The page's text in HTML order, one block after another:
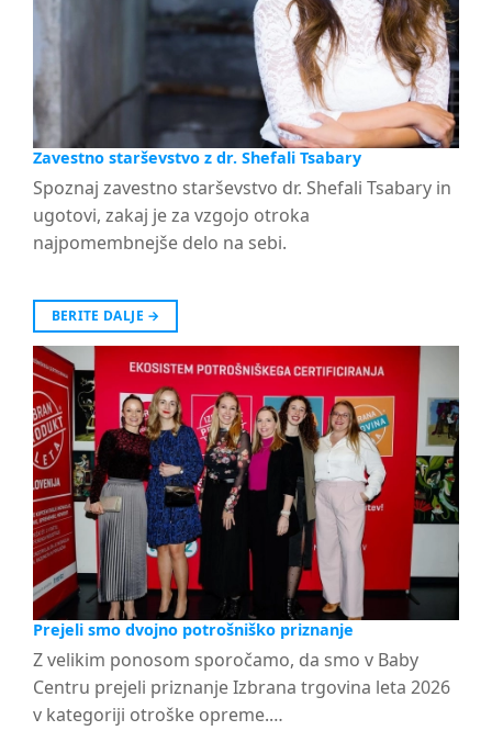
Zavestno starševstvo z dr. Shefali Tsabary
Spoznaj zavestno starševstvo dr. Shefali Tsabary in
ugotovi, zakaj je za vzgojo otroka
najpomembnejše delo na sebi.
BERITE DALJE →
Prejeli smo dvojno potrošniško priznanje
Z velikim ponosom sporočamo, da smo v Baby
Centru prejeli priznanje Izbrana trgovina leta 2026
v kategoriji otroške opreme.…